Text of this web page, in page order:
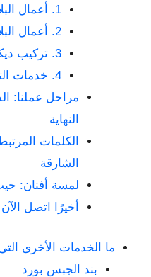
1. أعمال البلاستر الداخلي
2. أعمال البلاستر الخارجي
3. تركيب ديكورات بلاستر بورد وجبس بورد
4. خدمات الترميم والصيانة
مراحل عملنا:
النهاية
الكلمات
الشارقة
لمسة أفنان:
أخيرًا اتصل
ما الخدمات الأخرى
بند الجبس بورد